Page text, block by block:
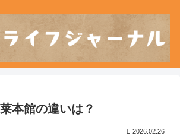
本館の違いは？
2026.02.26